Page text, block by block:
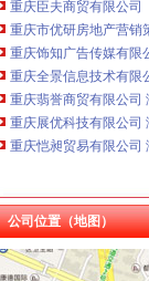
重庆市优研房地产营销
重庆饰知广告传媒有限
重庆全景信息技术有限
重庆翡誉商贸有限公司
重庆展优科技有限公司
重庆恺昶贸易有限公司
重庆同济汽车设计有限
重庆科发表面处理有限
重庆德谋生产力促进中
川思博机械有限责任公
公司位置（地图）